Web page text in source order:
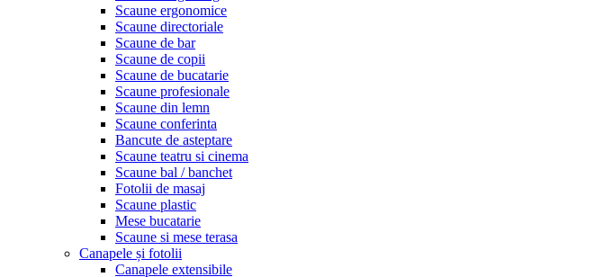
Scaune ergonomice
Scaune directoriale
Scaune de bar
Scaune de copii
Scaune de bucatarie
Scaune profesionale
Scaune din lemn
Scaune conferinta
Bancute de asteptare
Scaune teatru si cinema
Scaune bal / banchet
Fotolii de masaj
Scaune plastic
Mese bucatarie
Scaune si mese terasa
Canapele și fotolii
Canapele extensibile